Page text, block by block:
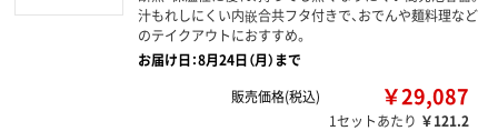
汁もれしにくい内嵌合共フタ付きで、おでんや麺料理など
のテイクアウトにおすすめ。
お届け日：8月24日（月）まで
販売価格(税込)
￥29,087
1セットあたり ￥121.2